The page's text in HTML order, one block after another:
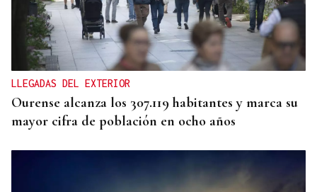
LLEGADAS DEL EXTERIOR
Ourense alcanza los 307.119 habitantes y marca su
mayor cifra de población en ocho años